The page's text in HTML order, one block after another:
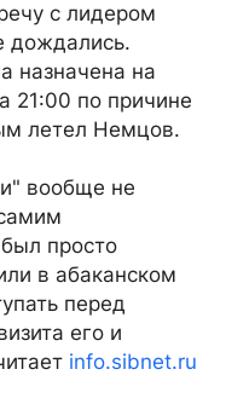
с лидером
дождались.
назначена на
21:00 по причине
летел Немцов.
вообще не
просто
в абаканском
перед
его и
info.sibnet.ru